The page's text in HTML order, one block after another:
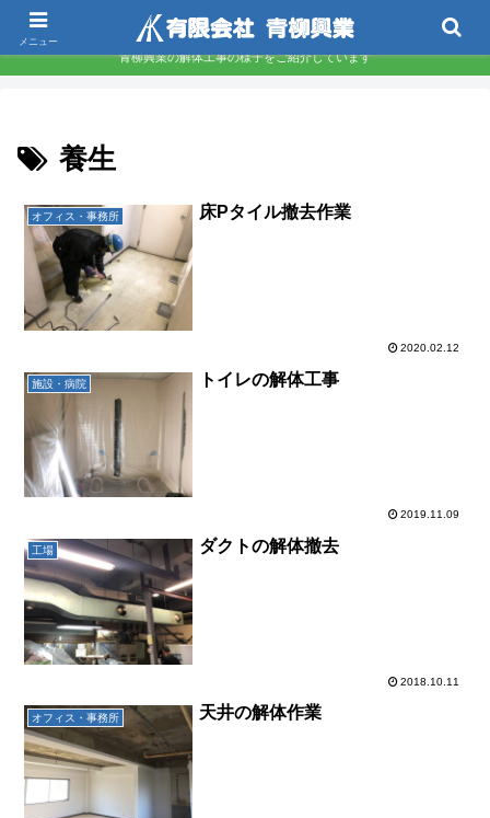
東京都墨田区 下町の解体屋さんです
青柳興業の解体工事の様子をご紹介しています
養生
オフィス・事務所 床Pタイル撤去作業
2020.02.12
施設・病院 トイレの解体工事
2019.11.09
工場 ダクトの解体撤去
2018.10.11
オフィス・事務所 天井の解体作業
メニュー